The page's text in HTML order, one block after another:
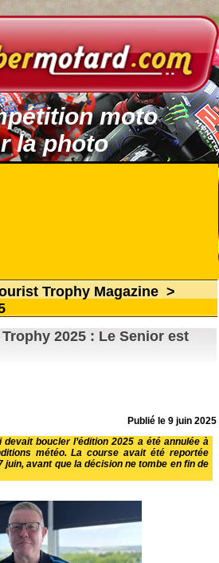
moto
la photo
Trophy Magazine >
2025 : Le Senior est
Publié le9 juin 2025
boucler l’édition 2025 a été annulée à
météo. La course avait été reportée
juin, avant que la décision ne tombe en fin de